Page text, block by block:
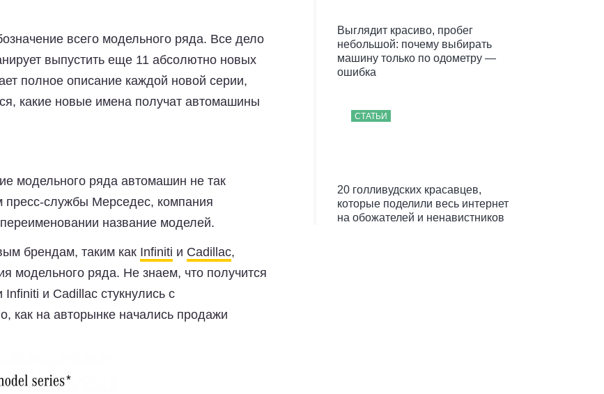
всего модельного ряда. Все дело
выпустить еще 11 абсолютно новых
полное описание каждой новой серии,
какие новые имена получат автомашины
модельного ряда автомашин не так
пресс-службы Мерседес, компания
название моделей.
брендам, таким как Infiniti и Cadillac,
модельного ряда. Не знаем, что получится
и Cadillac стукнулись с
как на авторынке начались продажи
Выглядит красиво, пробег
небольшой: почему выбирать
машину только по одометру —
ошибка
СТАТЬИ
20 голливудских красавцев,
которые поделили весь интернет
на обожателей и ненавистников